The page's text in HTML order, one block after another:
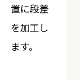
置に段差
を加工し
ます。